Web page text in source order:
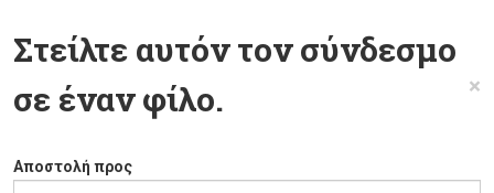
Στείλτε αυτόν τον σύνδεσμο
σε έναν φίλο.
×
Αποστολή προς